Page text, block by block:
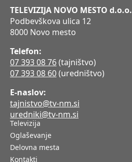
TELEVIZIJA NOVO MESTO d.o.o.
Podbevškova ulica 12
8000 Novo mesto
Telefon:
07 393 08 76(tajništvo)
07 393 08 60(uredništvo)
E-naslov:
tajnistvo@tv-nm.si
uredniki@tv-nm.si
Televizija
Oglaševanje
Delovna mesta
Kontakti